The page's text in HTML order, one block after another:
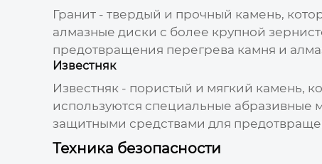
Гранит - твердый и прочный камень,
алмазные диски с более крупной
предотвращения перегрева камня и
Известняк
Известняк - пористый и мягкий камень,
используются специальные абразивные
защитными средствами для
Техника безопасности